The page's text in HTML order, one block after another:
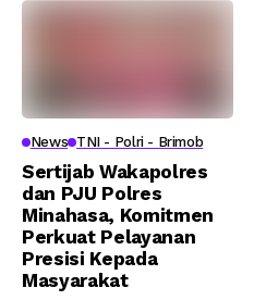
News TNI - Polri - Brimob
Sertijab Wakapolres
dan PJU Polres
Minahasa, Komitmen
Perkuat Pelayanan
Presisi Kepada
Masyarakat